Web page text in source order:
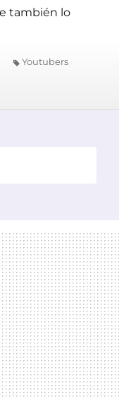
también lo
Youtubers